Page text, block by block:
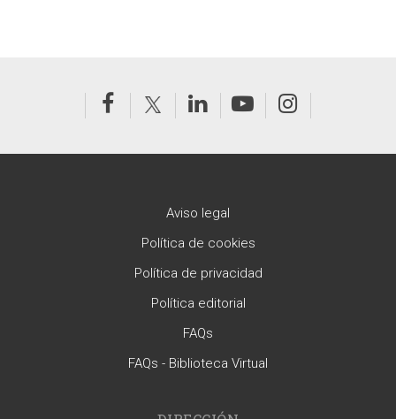
Aviso legal
Política de cookies
Política de privacidad
Política editorial
FAQs
FAQs - Biblioteca Virtual